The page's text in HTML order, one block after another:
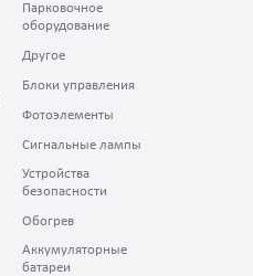
Парковочное
оборудование
Другое
Блоки управления
Фотоэлементы
Сигнальные лампы
Устройства
безопасности
Обогрев
Аккумуляторные
батареи